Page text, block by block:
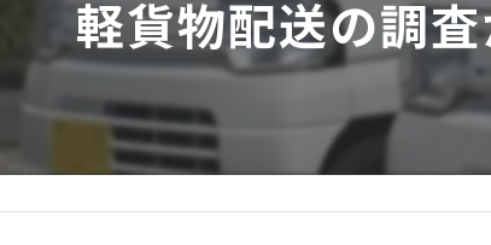
軽貨物配送の調